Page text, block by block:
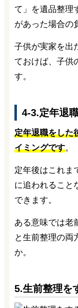
て」を遺品整理
があった場合の
子供が実家を出
ておけば、子供
す。
4-3.定年退
定年退職をした
イミングです。
定年後はこれま
に追われること
できます。
ある意味では老
と生前整理の両
か。
5.生前整理を